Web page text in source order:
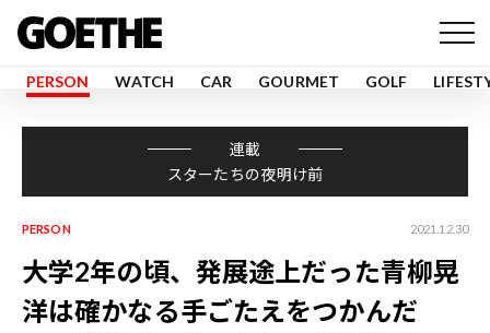
PERSON WATCH CAR GOURMET GOLF
連載
スターたちの夜明け前
PERSON 2021.12.30
大学2年の頃、発展途上だった青柳晃
洋は確かなる手ごたえをつかんだ